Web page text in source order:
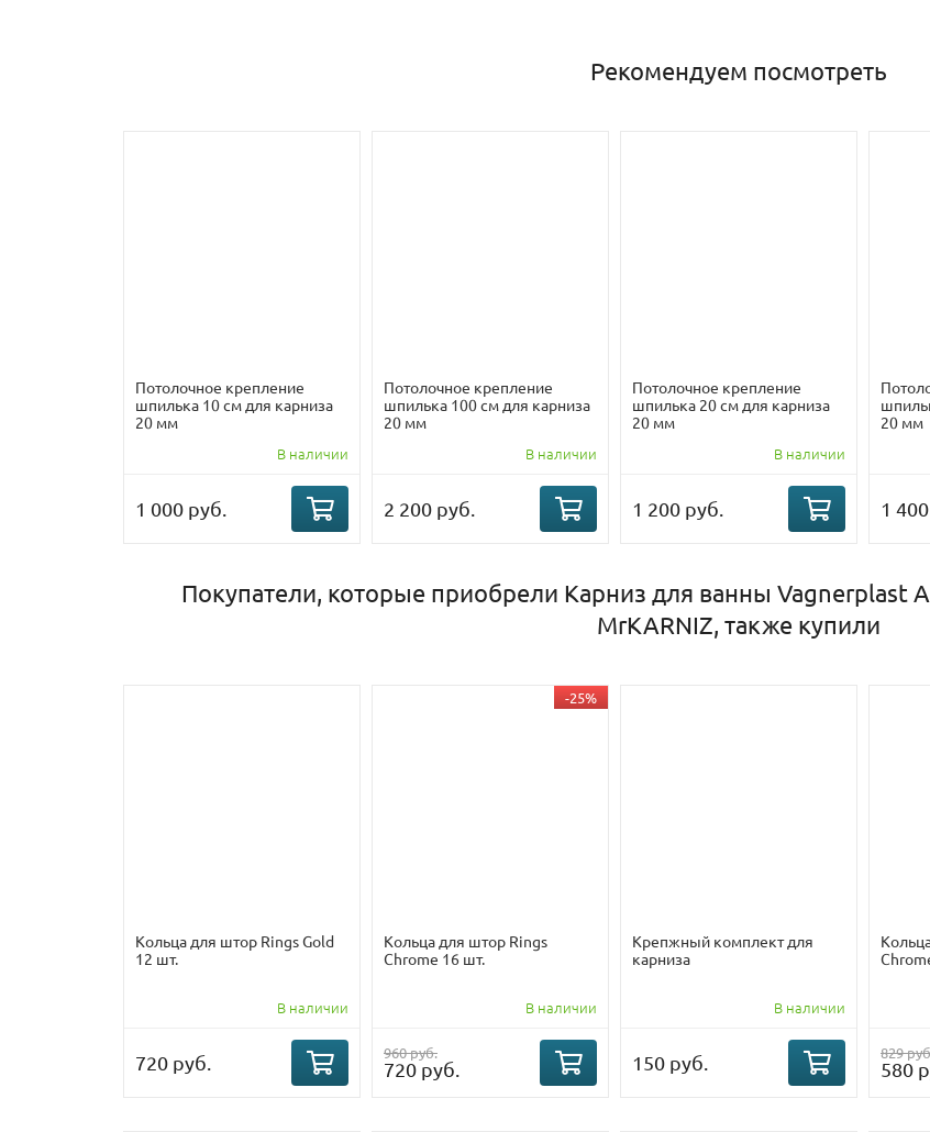
Рекомендуем посмотреть
Потолочное крепление
шпилька 10 см для карниза
20 мм
В наличии
1 000 руб.
Потолочное крепление
шпилька 100 см для карниза
20 мм
В наличии
2 200 руб.
Потолочное крепление
шпилька 20 см для карниза
20 мм
В наличии
1 200 руб.
20 мм
1
Покупатели, которые приобрели Карниз для ванны Vagnerplast
MrKARNIZ, также купили
Кольца для штор Rings Gold
12 шт.
В наличии
720 руб.
-25%
Кольца для штор Rings
Chrome 16 шт.
В наличии
960 руб.
720 руб.
Крепжный комплект для
карниза
В наличии
150 руб. 829
580